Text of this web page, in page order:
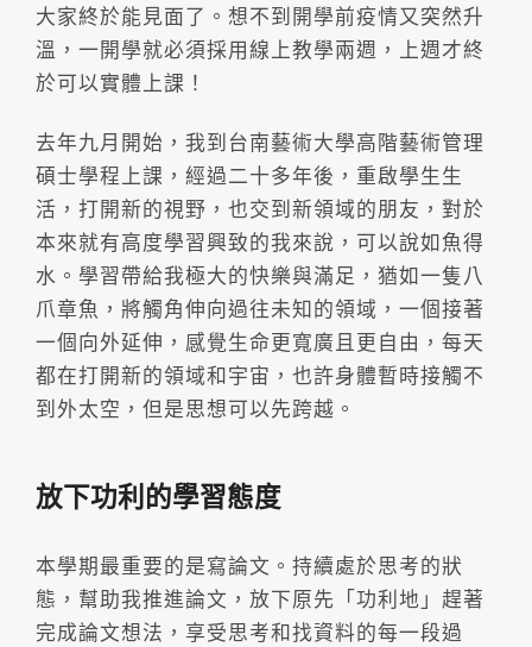
大家終於能見面了。想不到開學前疫情又突然升
溫，一開學就必須採用線上教學兩週，上週才終
於可以實體上課！
去年九月開始，我到台南藝術大學高階藝術管理
碩士學程上課，經過二十多年後，重啟學生生
活，打開新的視野，也交到新領域的朋友，對於
本來就有高度學習興致的我來說，可以說如魚得
水。學習帶給我極大的快樂與滿足，猶如一隻八
爪章魚，將觸角伸向過往未知的領域，一個接著
一個向外延伸，感覺生命更寬廣且更自由，每天
都在打開新的領域和宇宙，也許身體暫時接觸不
到外太空，但是思想可以先跨越。
放下功利的學習態度
本學期最重要的是寫論文。持續處於思考的狀
態，幫助我推進論文，放下原先「功利地」趕著
完成論文想法，享受思考和找資料的每一段過